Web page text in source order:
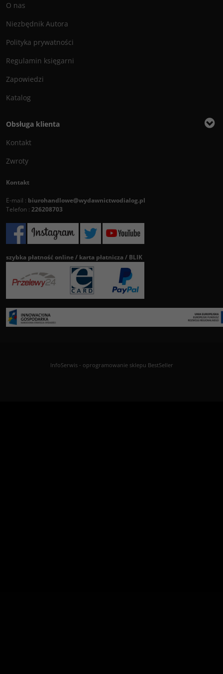
O nas
Niezbędnik Autora
Polityka prywatności
Regulamin księgarni
Zapowiedzi
Katalog
Obsługa klienta
Kontakt
Zwroty
Kontakt
E-mail : biurohandlowe@wydawnictwodialog.pl
Telefon : 226208703
szybka płatność online / karta płatnicza / BLIK
InfoSerwis- oprogramowanie sklepu BestSeller